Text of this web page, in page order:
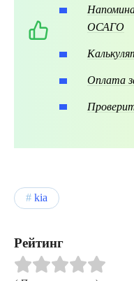
ОСАГО
Оплата
kia
Рейтинг